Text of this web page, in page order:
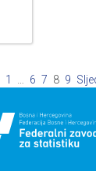
1 6 7 8 9